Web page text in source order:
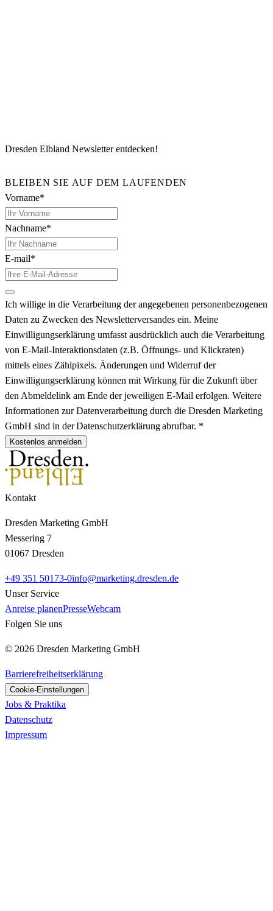
Dresden Elbland Newsletter entdecken!
BLEIBEN SIE AUF DEM LAUFENDEN
Vorname*
Nachname*
E-mail*
Ich willige in die Verarbeitung der angegebenen personenbezogenen
Daten zu Zwecken des Newsletterversandes ein. Meine
Einwilligungserklärung umfasst ausdrücklich auch die Verarbeitung
von E-Mail-Interaktionsdaten (z.B. Öffnungs- und Klickraten)
mittels eines Zählpixels. Änderungen und Widerruf der
Einwilligungserklärung können mit Wirkung für die Zukunft über
den Abmeldelink am Ende der jeweiligen E-Mail erfolgen. Weitere
Informationen zur Datenverarbeitung durch die Dresden Marketing
GmbH sind in der Datenschutzerklärung abrufbar. *
Kostenlos anmelden
Kontakt
Dresden Marketing GmbH
Messering 7
01067 Dresden
+49 351 50173-0info@marketing.dresden.de
Unser Service
Anreise planenPresseWebcam
Folgen Sie uns
© 2026 Dresden Marketing GmbH
Barrierefreiheitserklärung
Cookie-Einstellungen
Jobs & Praktika
Datenschutz
Impressum